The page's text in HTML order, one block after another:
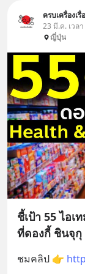
ครบเครื่องเ
23 มี.ค. เวล
ญี่ปุ่น
ชี้เป้า 55 ไอ
ที่ดองกี้ ชินจุกุ
ชมคลิป 👉